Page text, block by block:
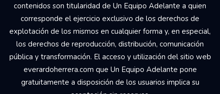
contenidos son titularidad de Un Equipo Adelante a quien
corresponde el ejercicio exclusivo de los derechos de
explotación de los mismos en cualquier forma y, en especial,
los derechos de reproducción, distribución, comunicación
pública y transformación. El acceso y utilización del sitio web
everardoherrera.com que Un Equipo Adelante pone
gratuitamente a disposición de los usuarios implica su